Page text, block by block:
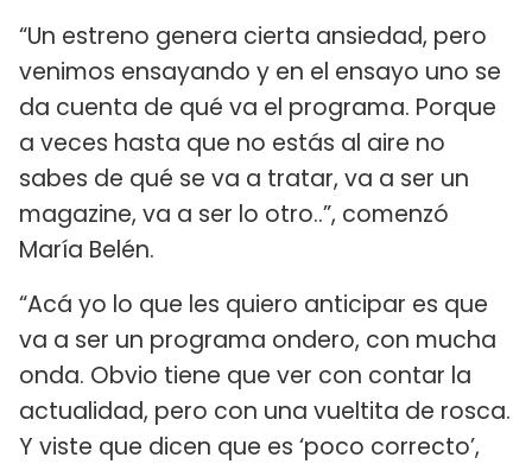
“Un estreno genera cierta ansiedad, pero
venimos ensayando y en el ensayo uno se
da cuenta de qué va el programa. Porque
a veces hasta que no estás al aire no
sabes de qué se va a tratar, va a ser un
magazine, va a ser lo otro..”, comenzó
María Belén.
“Acá yo lo que les quiero anticipar es que
va a ser un programa ondero, con mucha
onda. Obvio tiene que ver con contar la
actualidad, pero con una vueltita de rosca.
Y viste que dicen que es ‘poco correcto’,